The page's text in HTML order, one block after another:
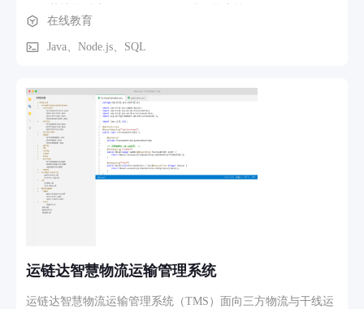
级），后续可向音乐、美术等考级品类扩展。核心功能包括：
依据官方大纲构建的分级知识点题库、支持选择/判断/编程题
学习路径的家长端进度看板，以及课程大纲与宣传海报/PDF 的
一键导出。用户路径为：注册后选择目标考级→进行水平测评
→按推荐路径刷题/模拟考→查看错题与能力报告→导出备考资
料；家长可通过微信小程序同步查看学习时长、正确率与里程
碑完成情况，实现备考过程可视化。
在线教育
Java、Node.js、SQL
运链达智慧物流运输管理系统
运链达智慧物流运输管理系统（TMS）面向三方物流与干线运